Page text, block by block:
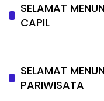
SELAMAT
CAPIL
SELAMAT
PARIWISATA